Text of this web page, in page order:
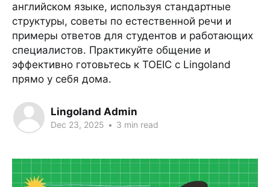
английском языке, используя стандартные
структуры, советы по естественной речи и
примеры ответов для студентов и работающих
специалистов. Практикуйте общение и
эффективно готовьтесь к TOEIC с Lingoland
прямо у себя дома.
Lingoland Admin
Dec 23, 2025 • 3 min read